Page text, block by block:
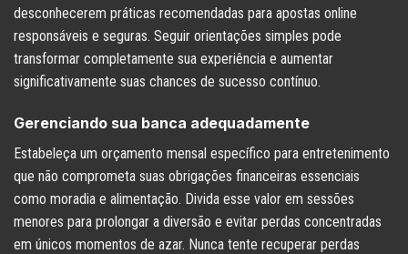
desconhecerem práticas recomendadas para apostas online
responsáveis e seguras. Seguir orientações simples pode
transformar completamente sua experiência e aumentar
significativamente suas chances de sucesso contínuo.
Gerenciando sua banca adequadamente
Estabeleça um orçamento mensal específico para entretenimento
que não comprometa suas obrigações financeiras essenciais
como moradia e alimentação. Divida esse valor em sessões
menores para prolongar a diversão e evitar perdas concentradas
em únicos momentos de azar. Nunca tente recuperar perdas